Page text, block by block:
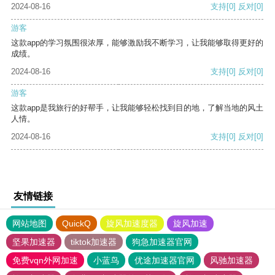
2024-08-16 支持[0] 反对[0]
游客
这款app的学习氛围很浓厚，能够激励我不断学习，让我能够取得更好的
成绩。
2024-08-16
支持[0] 反对[0]
游客
这款app是我旅行的好帮手，让我能够轻松找到目的地，了解当地的风土
人情。
2024-08-16
支持[0] 反对[0]
友情链接
网站地图 QuickQ 旋风加速度器
旋风加速
坚果加速器
tiktok加速器
狗急加速器官网
免费vqn外网加速
小蓝鸟 优途加速器官网
风驰加速器